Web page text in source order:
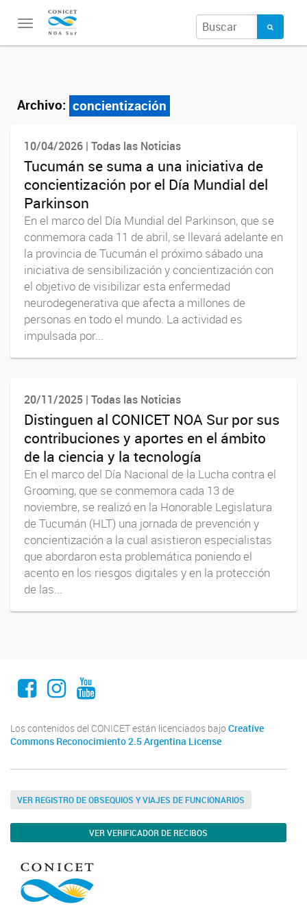
Toggle
navigation
Archivo: concientización
10/04/2026 | Todas las Noticias
Tucumán se suma a una iniciativa de
concientización por el Día Mundial del
Parkinson
En el marco del Día Mundial del Parkinson, que se
conmemora cada 11 de abril, se llevará adelante en
la provincia de Tucumán el próximo sábado una
iniciativa de sensibilización y concientización con
el objetivo de visibilizar esta enfermedad
neurodegenerativa que afecta a millones de
personas en todo el mundo. La actividad es
impulsada por...
20/11/2025 | Todas las Noticias
Distinguen al CONICET NOA Sur por sus
contribuciones y aportes en el ámbito
de la ciencia y la tecnología
En el marco del Día Nacional de la Lucha contra el
Grooming, que se conmemora cada 13 de
noviembre, se realizó en la Honorable Legislatura
de Tucumán (HLT) una jornada de prevención y
concientización a la cual asistieron especialistas
que abordaron esta problemática poniendo el
acento en los riesgos digitales y en la protección
de las...
Facebook
Instagram
Youtube
Los contenidos del CONICET están licenciados bajo Creative
Commons Reconocimiento 2.5 Argentina License
VER REGISTRO DE OBSEQUIOS Y VIAJES DE FUNCIONARIOS
VER VERIFICADOR DE RECIBOS